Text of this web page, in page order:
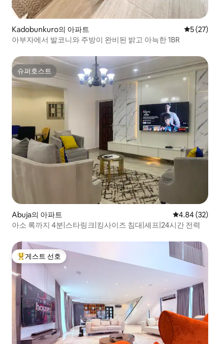
Kadobunkuro의 아파트 평점 5점
5 (27)
아부자에서 발코니와 주방이 완비된 밝고 아늑한 1BR
슈퍼호스트
슈퍼호스트
Abuja의 아파트 평점 4.84점(5
4.84 (32)
아소 록까지 4분|스타링크|킹사이즈 침대|셰프|24시간 전력
상위 게스트 선호
게스트 선호